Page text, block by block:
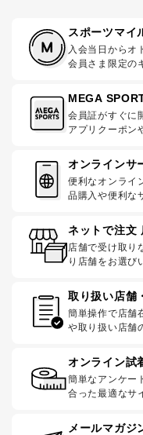
スポーツマイ
入会当日からオ
会員さま限定の
MEGA
会員証がすぐに
アプリクーポン
オンラインサ
便利なオンライ
品購入や便利な
ネットで注文
店舗で受け取り
り店舗をお選び
取り扱い店舗
簡単操作で店舗
や取り扱い店舗
オンライン試
簡単なアンケー
合った最適なサ
メールマガジ